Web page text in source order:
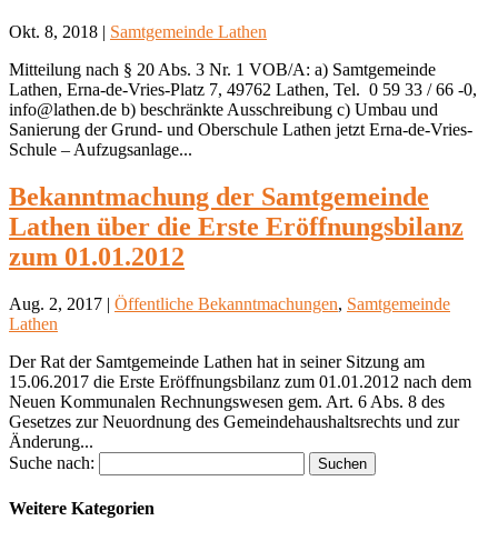
Okt. 8, 2018 | Samtgemeinde Lathen
Mitteilung nach § 20 Abs. 3 Nr. 1 VOB/A: a) Samtgemeinde
Lathen, Erna-de-Vries-Platz 7, 49762 Lathen, Tel. 0 59 33 / 66 -0,
info@lathen.de b) beschränkte Ausschreibung c) Umbau und
Sanierung der Grund- und Oberschule Lathen jetzt Erna-de-Vries-
Schule – Aufzugsanlage...
Bekanntmachung der Samtgemeinde
Lathen über die Erste Eröffnungsbilanz
zum 01.01.2012
Aug. 2, 2017 | Öffentliche Bekanntmachungen, Samtgemeinde
Lathen
Der Rat der Samtgemeinde Lathen hat in seiner Sitzung am
15.06.2017 die Erste Eröffnungsbilanz zum 01.01.2012 nach dem
Neuen Kommunalen Rechnungswesen gem. Art. 6 Abs. 8 des
Gesetzes zur Neuordnung des Gemeindehaushaltsrechts und zur
Änderung...
Suche nach:
Weitere Kategorien